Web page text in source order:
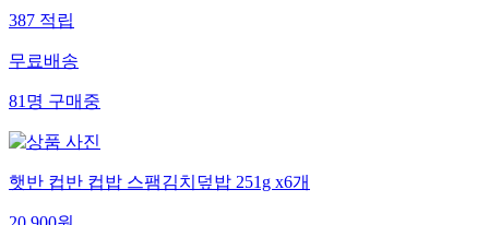
387적립
무료배송
81명구매중
햇반 컵반 컵밥 스팸김치덮밥 251g x6개